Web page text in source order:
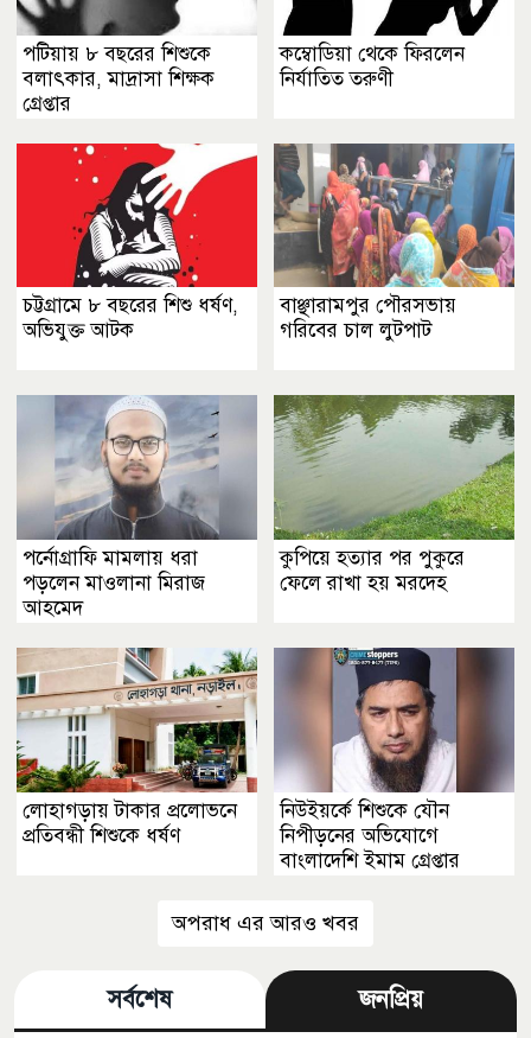
পটিয়ায় ৮ বছরের শিশুকে
বলাৎকার, মাদ্রাসা শিক্ষক
গ্রেপ্তার
কম্বোডিয়া থেকে ফিরলেন
নির্যাতিত তরুণী
চট্টগ্রামে ৮ বছরের শিশু ধর্ষণ,
অভিযুক্ত আটক
বাঞ্ছারামপুর পৌরসভায়
গরিবের চাল লুটপাট
পর্নোগ্রাফি মামলায় ধরা
পড়লেন মাওলানা মিরাজ
আহমেদ
কুপিয়ে হত্যার পর পুকুরে
ফেলে রাখা হয় মরদেহ
লোহাগড়ায় টাকার প্রলোভনে
প্রতিবন্ধী শিশুকে ধর্ষণ
নিউইয়র্কে শিশুকে যৌন
নিপীড়নের অভিযোগে
বাংলাদেশি ইমাম গ্রেপ্তার
অপরাধ এর আরও খবর
সর্বশেষ জনপ্রিয়